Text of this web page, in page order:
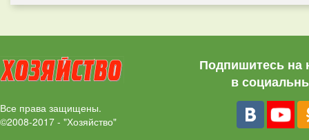
Все права защищены.
©2008-2017 - "Хозяйство"
Подпишитесь на
в